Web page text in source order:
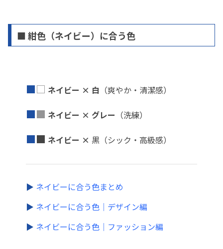
■ 紺色（ネイビー）に合う色
■□ ネイビー × 白 （爽やか・清潔感）
■■ ネイビー × グレー （洗練）
■■ ネイビー × 黒（シック・高級感）
▶ ネイビーに合う色まとめ
▶ ネイビーに合う色｜デザイン編
▶ ネイビーに合う色｜ファッション編